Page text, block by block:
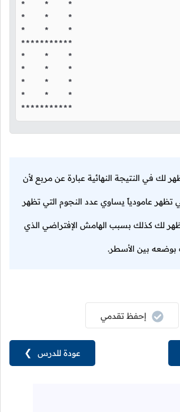
*    *    *
*    *    *
*    *    *
***********
*    *    *
*    *    *
*    *    *
*    *    *
***********
لك في النتيجة النهائية عبارة عن مربع لأن
تظهر عامودياً يساوي عدد النجوم التي تظهر
يظهر لك كذلك بسبب الهامش الإفتراضي الذي
بوضعه بين الأسطر.
عودة للدرس ❯
إحفظ تقدمي